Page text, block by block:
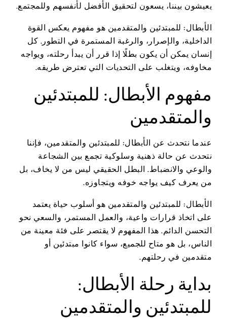
يعيشون بيننا، يسعون لتحقيق الأفضل لأنفسهم وللمجتمع.
الأبطال: للمبتدئين والمتقدمين هو مفهوم يعكس القوة
الداخلية، والإصرار، والرغبة المستمرة في التطور. كل
إنسان يمكن أن يكون بطلًا إذا قرر أن يبدأ رحلته، ويواجه
مخاوفه، ويتغلب على التحديات التي تعترض طريقه.
مفهوم الأبطال: للمبتدئين
والمتقدمين
عندما نتحدث عن الأبطال: للمبتدئين والمتقدمين، فإننا
نتحدث عن حالة ذهنية وسلوكية تجمع بين الشجاعة
والوعي والانضباط. البطل الحقيقي ليس من لا يخاف، بل
من يعرف كيف يواجه خوفه ويتجاوزه.
الأبطال: للمبتدئين والمتقدمين هو أسلوب حياة يعتمد
على اتخاذ قرارات واعية، والعمل المستمر، والسعي نحو
التحسن الدائم. هذا المفهوم لا يقتصر على فئة معينة من
الناس، بل هو متاح للجميع، سواء كانوا مبتدئين أو
متقدمين في رحلتهم.
بداية رحلة الأبطال:
للمبتدئين والمتقدمين